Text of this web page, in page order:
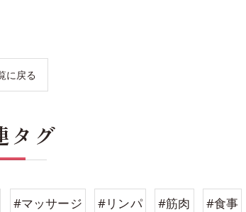
に戻る
タグ
#マッサージ #リンパ #筋肉 #食事